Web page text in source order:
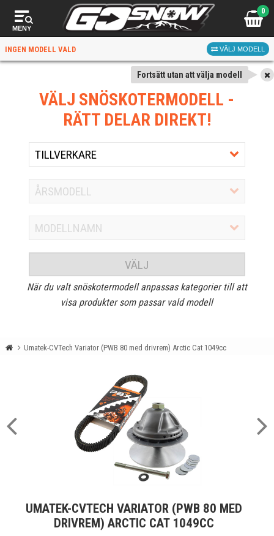
MENY
0
INGEN MODELL VALD VÄLJ MODELL
Fortsätt utan att välja modell
VÄLJ SNÖSKOTERMODELL -
RÄTT DELAR DIREKT!
VÄLJ
När du valt snöskotermodell anpassas kategorier till att
visa produkter som passar vald modell
Umatek-CVTech Variator (PWB 80 med drivrem) Arctic Cat 1049cc
UMATEK-CVTECH VARIATOR (PWB 80 MED
DRIVREM) ARCTIC CAT 1049CC